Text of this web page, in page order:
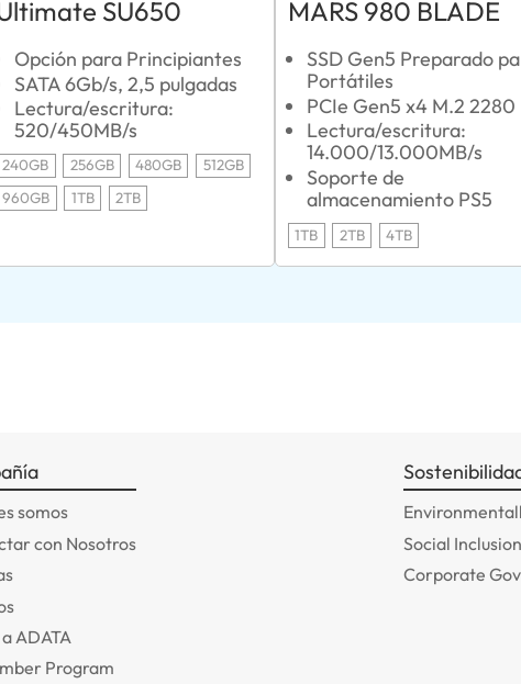
SU650
Opción para Principiantes
SATA 6Gb/s, 2,5 pulgadas
Lectura/escritura:
520/450MB/s
240GB 256GB 480GB
512GB
960GB
1TB 2TB
MARS 980 BLADE
SSD Gen5 Preparado
Portátiles
PCIe Gen5 x4 M.2 2280
Lectura/escritura:
14.000/13.000MB/s
Soporte de
almacenamiento PS5
1TB 2TB 4TB
somos
con Nosotros
ADATA
Program
Social Inclusion
Corporate